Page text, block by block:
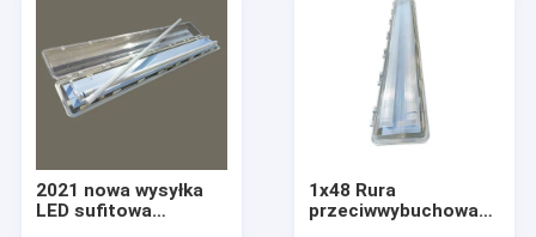
2021 nowa wysyłka
LED sufitowa
1x48 Rura
przeciwwybuchowa